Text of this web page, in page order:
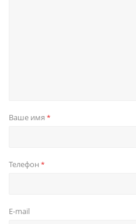
Ваше имя *
Телефон *
E-mail